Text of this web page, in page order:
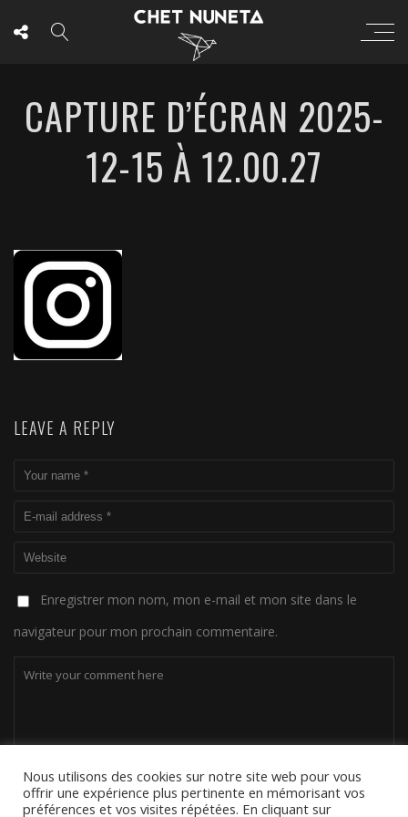
CAPTURE D’ÉCRAN 2025-
12-15 À 12.00.27
LEAVE A REPLY
Enregistrer mon nom, mon e-mail et mon site dans le
navigateur pour mon prochain commentaire.
Nous utilisons des cookies sur notre site web pour vous
offrir une expérience plus pertinente en mémorisant vos
préférences et vos visites répétées. En cliquant sur